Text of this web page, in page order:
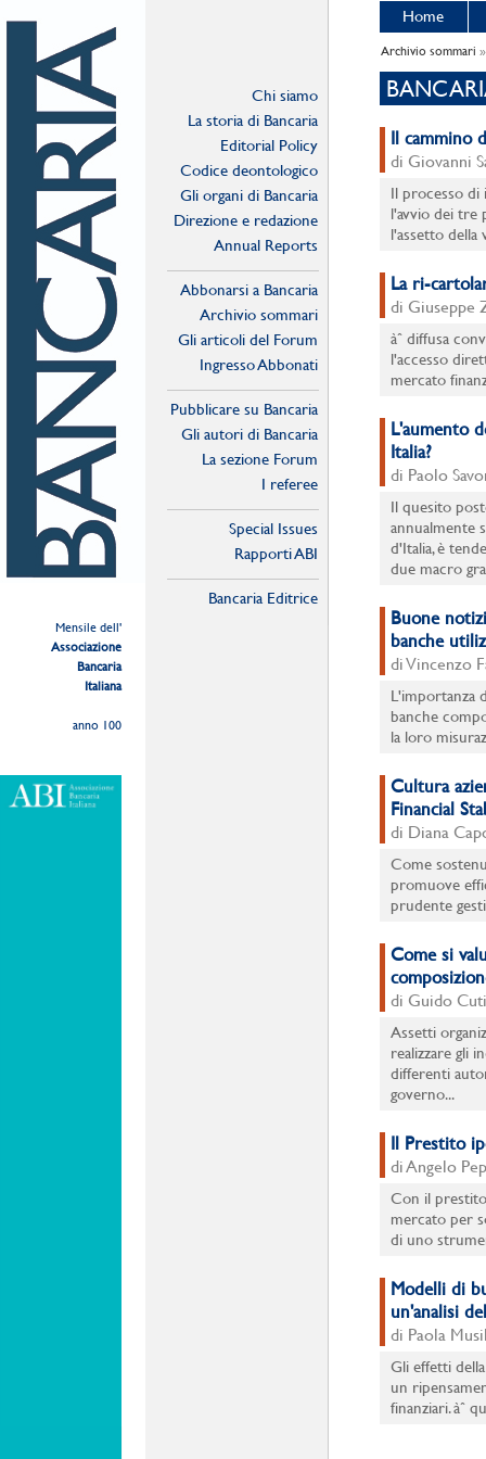
Mensile dell'
Associazione
Bancaria
Italiana
anno 100
Chi siamo
La storia di Bancaria
Editorial Policy
Codice deontologico
Gli organi di Bancaria
Direzione e redazione
Annual Reports
Abbonarsi a Bancaria
Archivio sommari
Gli articoli del Forum
Ingresso Abbonati
Pubblicare su Bancaria
Gli autori di Bancaria
La sezione Forum
I referee
Special Issues
Rapporti ABI
Bancaria Editrice
Home
Archivio sommari
Il cammino
di Giovanni
Il processo di
l'avvio dei tre
l'assetto della
La ri-
di Giuseppe
àˆ diffusa
l'accesso
mercato
L'aumento
Italia?
di Paolo
Il quesito
annualmente
d'Italia, è
due macro
Buone
banche
di Vincenzo
L'importanza
banche
la loro
Cultura
Financial
di Diana
Come
promuove
prudente
Come si
di Guido
Assetti
realizzare gli
differenti
governo...
Il Prestito
di Angelo
Con il
mercato per
di uno
Modelli di
un'analisi
di Paola
Gli effetti
un
finanziari. àˆ